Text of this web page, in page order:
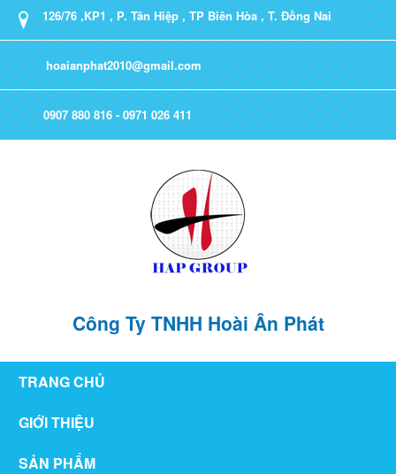
126/76 ,KP1 , P. Tân Hiệp , TP Biên Hòa , T. Đồng Nai
hoaianphat2010@gmail.com
0907 880 816 - 0971 026 411
Công Ty TNHH Hoài Ân Phát
TRANG CHỦ
GIỚI THIỆU
SẢN PHẨM